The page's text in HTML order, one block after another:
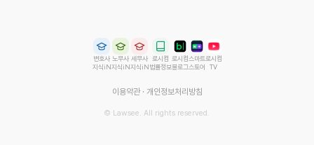
변호사
지식iN
노무사
지식iN
세무사
지식iN
로시컴
법률정보
로시컴
블로그
스마트
스토어
로시컴
TV
이용약관· 개인정보처리방침
© Lawsee. All rights reserved.